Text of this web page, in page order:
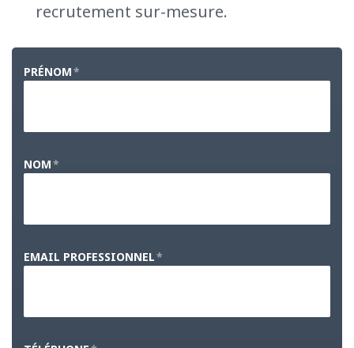
recrutement sur-mesure.
PRÉNOM*
NOM*
EMAIL PROFESSIONNEL*